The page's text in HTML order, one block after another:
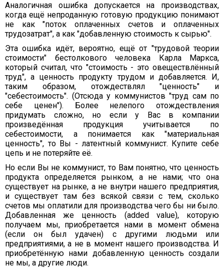
Аналогичная ошибка допускается на производствах,
когда ещё непроданную готовую продукцию понимают
не как "поток оплаченных счетов и оплаченных
трудозатрат", а как "добавленную стоимость к сырью".
Эта ошибка идёт, вероятно, ещё от "трудовой теории
стоимости" бестолкового человека Карла Маркса,
который считал, что "стоимость - это овеществлённый
труд", а ценность продукту трудом и добавляется. И,
таким образом, отождествлял "ценность" и
"себестоимость". (Отсюда у коммунистов "труд сам по
себе ценен"). Более нелепого отождествления
придумать сложно, но если у Вас в компании
произведённая продукция учитывается по
себестоимости, а понимается как "материальная
ценность", то Вы - латентный коммунист. Купите себе
цепь и не потеряйте её.
Но если Вы не коммунист, то Вам понятно, что ценность
продукта определяется рынком, а не нами; что она
существует на рынке, а не внутри нашего предприятия,
и существует там без всякой связи с тем, сколько
счетов мы оплатили для производства чего бы ни было.
Добавленная же ценность (added value), которую
получаем мы, приобретается нами в момент обмена
(если он был удачен) с другими людьми или
предприятиями, а не в момент нашего производства. И
приобретённую нами добавленную ценность создали
не мы, а другие люди.